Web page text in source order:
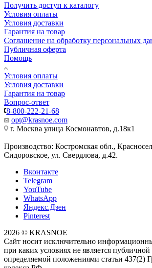
Получить доступ к каталогу
Условия оплаты
Условия доставки
Гарантия на товар
Соглашение на обработку персональных
Публичная оферта
Помощь
Условия оплаты
Условия доставки
Гарантия на товар
Вопрос-ответ
8-800-222-21-68
opt@krasnoe.com
г. Москва улица Космонавтов, д.18к1
Производство: Костромская обл.,
Сидоровское, ул. Свердлова, д.42.
Вконтакте
Telegram
YouTube
WhatsApp
Яндекс.Дзен
Pinterest
2026 © KRASNOE
Сайт носит исключительно
при каких условиях не является
определяемой положениями статьи 437(2)